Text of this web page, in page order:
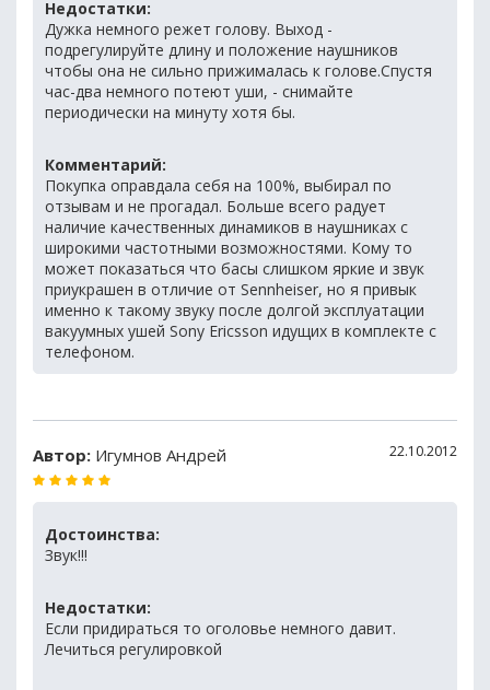
Недостатки:
Дужка немного режет голову. Выход -
подрегулируйте длину и положение наушников
чтобы она не сильно прижималась к голове.Спустя
час-два немного потеют уши, - снимайте
периодически на минуту хотя бы.
Комментарий:
Покупка оправдала себя на 100%, выбирал по
отзывам и не прогадал. Больше всего радует
наличие качественных динамиков в наушниках с
широкими частотными возможностями. Кому то
может показаться что басы слишком яркие и звук
приукрашен в отличие от Sennheiser, но я привык
именно к такому звуку после долгой эксплуатации
вакуумных ушей Sony Ericsson идущих в комплекте с
телефоном.
Автор: Игумнов Андрей 22.10.2012
Достоинства:
Звук!!!
Недостатки:
Если придираться то оголовье немного давит.
Лечиться регулировкой